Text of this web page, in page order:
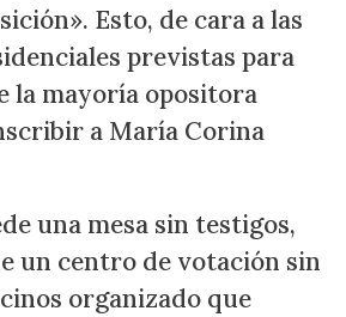
Esto, de cara a las
previstas para
la mayoría opositora
a María Corina
una mesa sin testigos,
un centro de votación sin
organizado que